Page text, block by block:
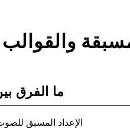
والقوالب
ما الفرق
الإعداد المسبق